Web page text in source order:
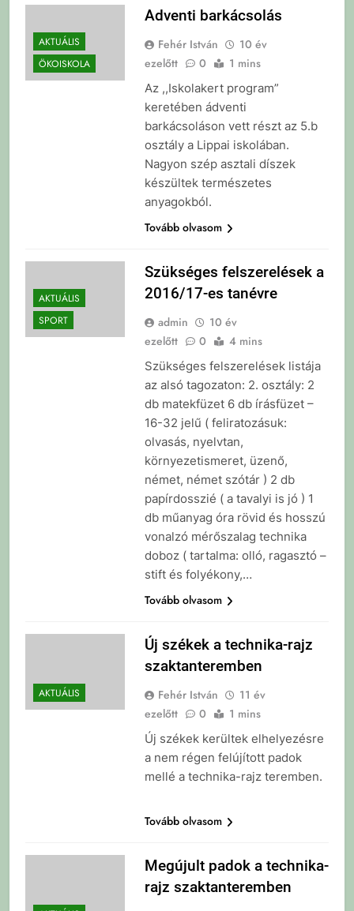
AKTUÁLIS
ÖKOISKOLA
Adventi barkácsolás
Fehér István
10 év
ezelőtt
0 1 mins
Az ,,Iskolakert program”
keretében ádventi
barkácsoláson vett részt az 5.b
osztály a Lippai iskolában.
Nagyon szép asztali díszek
készültek természetes
anyagokból.
Tovább olvasom
AKTUÁLIS
SPORT
Szükséges felszerelések a
2016/17-es tanévre
admin
10 év
ezelőtt
0 4 mins
Szükséges felszerelések listája
az alsó tagozaton: 2. osztály: 2
db matekfüzet 6 db írásfüzet –
16-32 jelű ( feliratozásuk:
olvasás, nyelvtan,
környezetismeret, üzenő,
német, német szótár ) 2 db
papírdosszié ( a tavalyi is jó ) 1
db műanyag óra rövid és hosszú
vonalzó mérőszalag technika
doboz ( tartalma: olló, ragasztó –
stift és folyékony,…
Tovább olvasom
AKTUÁLIS
Új székek a technika-rajz
szaktanteremben
Fehér István
11 év
ezelőtt
0 1 mins
Új székek kerültek elhelyezésre
a nem régen felújított padok
mellé a technika-rajz teremben.
Tovább olvasom
Megújult padok a technika-
rajz szaktanteremben